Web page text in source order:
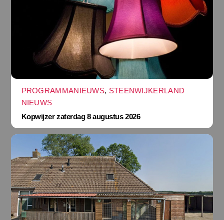
PROGRAMMANIEUWS, STEENWIJKERLAND
NIEUWS
Kopwijzer zaterdag 8 augustus 2026